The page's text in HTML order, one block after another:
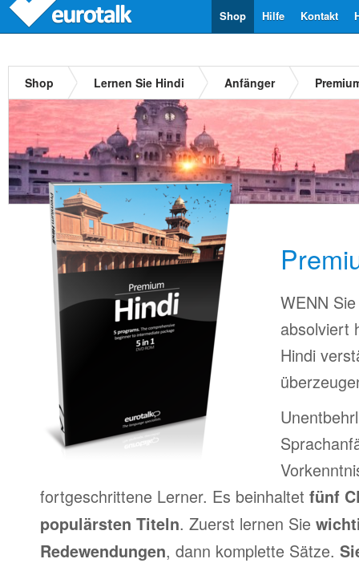
Kontakt
Hilfe
Shop
Shop Lernen Sie Hindi Anfänger
WENN
absolviert
Hindi
fortgeschrittene Lerner. Es beinhaltet fünf
populärsten Titeln. Zuerst lernen Sie
Redewendungen, dann komplette Sätze.